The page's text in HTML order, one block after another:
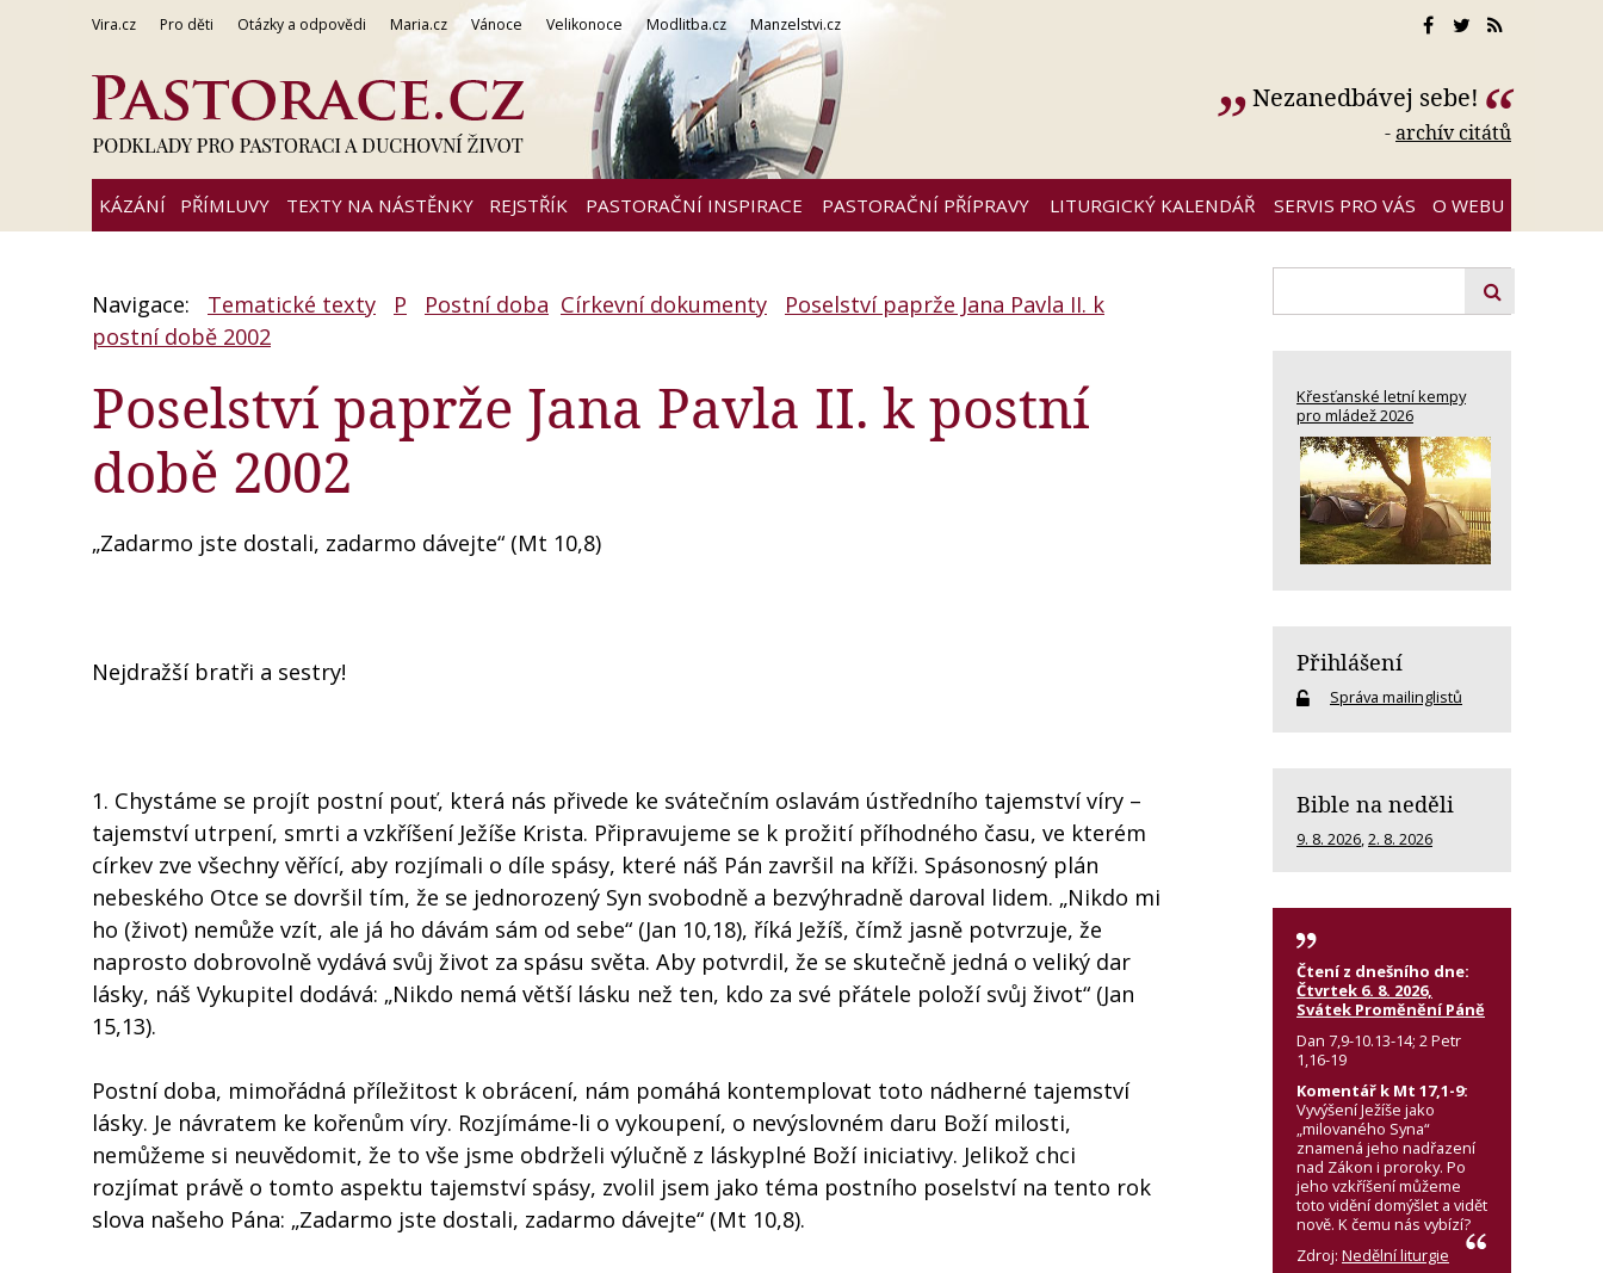
Vira.cz Pro děti Otázky a odpovědi Maria.cz Vánoce Velikonoce Modlitba.cz Manzelstvi.cz
Nezanedbávej sebe!
-archív citátů
KÁZÁNÍ PŘÍMLUVY TEXTY NA NÁSTĚNKY REJSTŘÍK PASTORAČNÍ INSPIRACE PASTORAČNÍ PŘÍPRAVY LITURGICKÝ KALENDÁŘ SERVIS PRO VÁS O WEBU
Navigace: Tematické texty P Postní doba Církevní dokumenty
Poselství paprže Jana Pavla II. k
postní době 2002
Poselství paprže Jana Pavla II. k postní
době 2002
„Zadarmo jste dostali, zadarmo dávejte“ (Mt 10,8)
Nejdražší bratři a sestry!
1. Chystáme se projít postní pouť, která nás přivede ke svátečním oslavám ústředního tajemství víry –
tajemství utrpení, smrti a vzkříšení Ježíše Krista. Připravujeme se k prožití příhodného času, ve kterém
církev zve všechny věřící, aby rozjímali o díle spásy, které náš Pán završil na kříži. Spásonosný plán
nebeského Otce se dovršil tím, že se jednorozený Syn svobodně a bezvýhradně daroval lidem. „Nikdo mi
ho (život) nemůže vzít, ale já ho dávám sám od sebe“ (Jan 10,18), říká Ježíš, čímž jasně potvrzuje, že
naprosto dobrovolně vydává svůj život za spásu světa. Aby potvrdil, že se skutečně jedná o veliký dar
lásky, náš Vykupitel dodává: „Nikdo nemá větší lásku než ten, kdo za své přátele položí svůj život“ (Jan
15,13).
Postní doba, mimořádná příležitost k obrácení, nám pomáhá kontemplovat toto nádherné tajemství
lásky. Je návratem ke kořenům víry. Rozjímáme-li o vykoupení, o nevýslovném daru Boží milosti,
nemůžeme si neuvědomit, že to vše jsme obdrželi výlučně z láskyplné Boží iniciativy. Jelikož chci
rozjímat právě o tomto aspektu tajemství spásy, zvolil jsem jako téma postního poselství na tento rok
slova našeho Pána: „Zadarmo jste dostali, zadarmo dávejte“ (Mt 10,8).
Křesťanské letní kempy
pro mládež 2026
Přihlášení
Správa mailinglistů
Bible na neděli
9. 8. 2026 2. 8. 2026
Čtení z dnešního dne:
Čtvrtek 6. 8. 2026,
Svátek Proměnění Páně
Dan 7,9-10.13-14; 2 Petr
1,16-19
Komentář k Mt 17,1-9:
Vyvýšení Ježíše jako
„milovaného Syna“
znamená jeho nadřazení
nad Zákon i proroky. Po
jeho vzkříšení můžeme
toto vidění domýšlet a vidět
nově. K čemu nás vybízí?
Zdroj: Nedělní liturgie